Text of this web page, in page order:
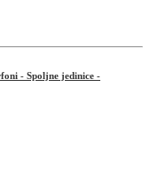
- Spoljne jedinice -